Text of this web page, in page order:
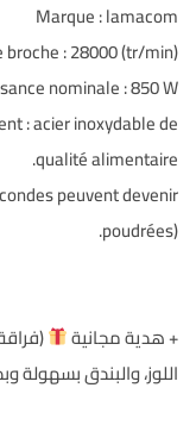
Marque : lamacom
: 28000 (tr/min).
nominale : 850 W.
: acier inoxydable de
qualité alimentaire.
peuvent devenir
poudrées).
+ هدية مجانية
اللوز، والبندق بسهولة